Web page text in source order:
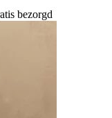
bezorgd